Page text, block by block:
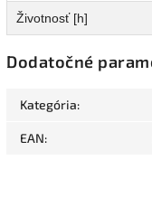
Životnosť [h]
Dodatočné
Kategória:
EAN: